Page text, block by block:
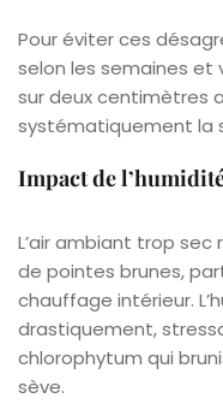
Pour éviter ces
selon les semaines et
sur deux centimètres
systématiquement la
Impact de
L’air ambiant trop
de pointes brunes,
chauffage intérieur.
drastiquement,
chlorophytum qui
sève.